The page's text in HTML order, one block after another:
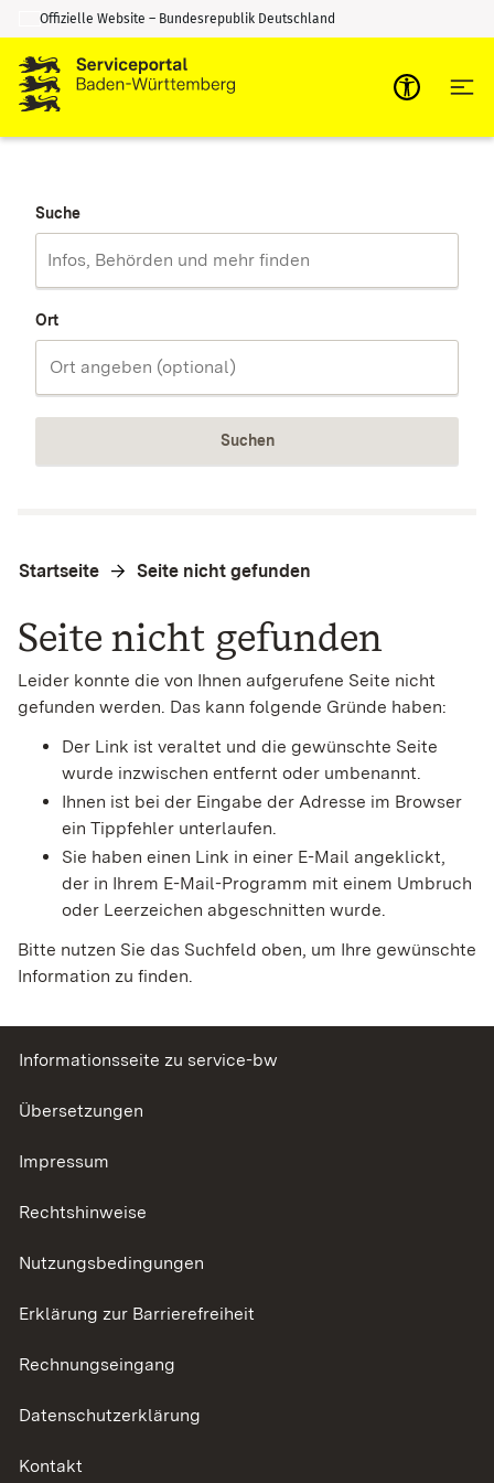
Zum Inhalt springen
Zur Suche springen
Offizielle Website – Bundesrepublik Deutschland
Suche
Ort
Suchen
Startseite Seite nicht gefunden
Seite nicht gefunden
Leider konnte die von Ihnen aufgerufene Seite nicht
gefunden werden. Das kann folgende Gründe haben:
Der Link ist veraltet und die gewünschte Seite
wurde inzwischen entfernt oder umbenannt.
Ihnen ist bei der Eingabe der Adresse im Browser
ein Tippfehler unterlaufen.
Sie haben einen Link in einer E-Mail angeklickt,
der in Ihrem E-Mail-Programm mit einem Umbruch
oder Leerzeichen abgeschnitten wurde.
Bitte nutzen Sie das Suchfeld oben, um Ihre gewünschte
Information zu finden.
Informationsseite zu service-bw
Übersetzungen
Impressum
Rechtshinweise
Nutzungsbedingungen
Erklärung zur Barrierefreiheit
Rechnungseingang
Datenschutzerklärung
Kontakt